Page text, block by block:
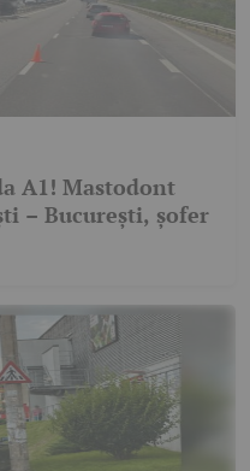
A1! Mastodont
– București, șofer